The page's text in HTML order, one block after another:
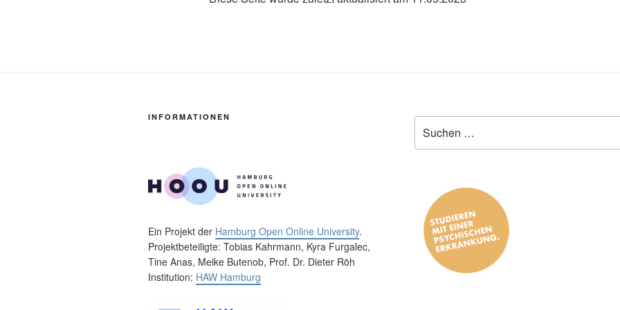
INFORMATIONEN
Ein Projekt der Hamburg Open Online University.
Projektbeteiligte: Tobias Kahrmann, Kyra Furgalec,
Tine Anas, Meike Butenob, Prof. Dr. Dieter Röh
Institution: HAW Hamburg
nach: